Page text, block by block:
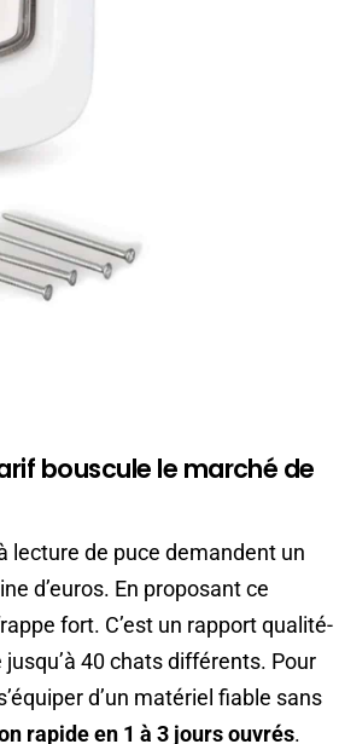
bouscule le marché de
lecture de puce demandent un
d’euros. En proposant ce
fort. C’est un rapport qualité-
40 chats différents. Pour
d’un matériel fiable sans
rapide en 1 à 3 jours ouvrés.